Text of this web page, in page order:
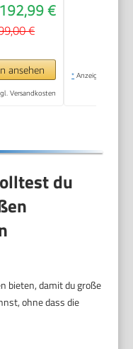
3
W,
192,99 €
€
ansehen
Versandkosten
* Anzeige
du
bieten, damit du große
ohne dass die